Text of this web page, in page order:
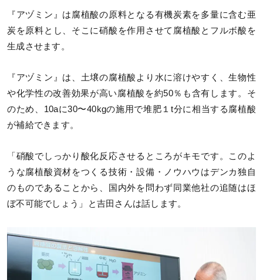
『アヅミン』は腐植酸の原料となる有機炭素を多量に含む亜
炭を原料とし、そこに硝酸を作用させて腐植酸とフルボ酸を
生成させます。
『アヅミン』は、土壌の腐植酸より水に溶けやすく、生物性
や化学性の改善効果が高い腐植酸を約50％も含有します。そ
のため、10aに30〜40kgの施用で堆肥１t分に相当する腐植酸
が補給できます。
「硝酸でしっかり酸化反応させるところがキモです。このよ
うな腐植酸資材をつくる技術・設備・ノウハウはデンカ独自
のものであることから、国内外を問わず同業他社の追随はほ
ぼ不可能でしょう」と吉田さんは話します。